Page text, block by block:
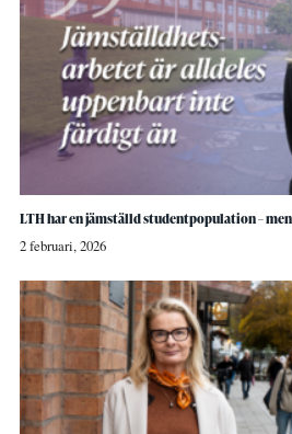
LTH har en jämställd studentpopulation –
2 februari, 2026